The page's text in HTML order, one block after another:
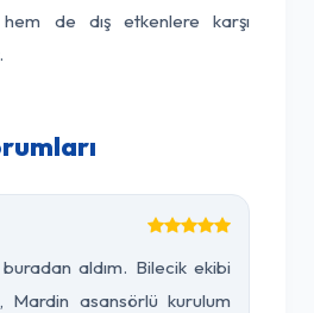
de dış etkenlere karşı
aldım. Bilecik ekibi
Mardin asansörlü kurulum